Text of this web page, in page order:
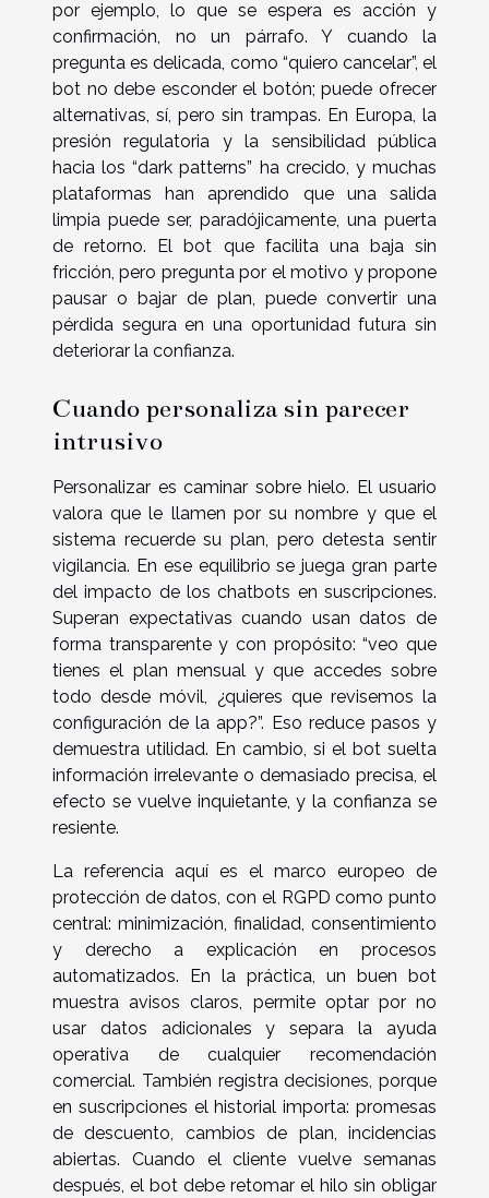
por ejemplo, lo que se espera es acción y
confirmación, no un párrafo. Y cuando la
pregunta es delicada, como “quiero cancelar”, el
bot no debe esconder el botón; puede ofrecer
alternativas, sí, pero sin trampas. En Europa, la
presión regulatoria y la sensibilidad pública
hacia los “dark patterns” ha crecido, y muchas
plataformas han aprendido que una salida
limpia puede ser, paradójicamente, una puerta
de retorno. El bot que facilita una baja sin
fricción, pero pregunta por el motivo y propone
pausar o bajar de plan, puede convertir una
pérdida segura en una oportunidad futura sin
deteriorar la confianza.
Cuando personaliza sin parecer
intrusivo
Personalizar es caminar sobre hielo. El usuario
valora que le llamen por su nombre y que el
sistema recuerde su plan, pero detesta sentir
vigilancia. En ese equilibrio se juega gran parte
del impacto de los chatbots en suscripciones.
Superan expectativas cuando usan datos de
forma transparente y con propósito: “veo que
tienes el plan mensual y que accedes sobre
todo desde móvil, ¿quieres que revisemos la
configuración de la app?”. Eso reduce pasos y
demuestra utilidad. En cambio, si el bot suelta
información irrelevante o demasiado precisa, el
efecto se vuelve inquietante, y la confianza se
resiente.
La referencia aquí es el marco europeo de
protección de datos, con el RGPD como punto
central: minimización, finalidad, consentimiento
y derecho a explicación en procesos
automatizados. En la práctica, un buen bot
muestra avisos claros, permite optar por no
usar datos adicionales y separa la ayuda
operativa de cualquier recomendación
comercial. También registra decisiones, porque
en suscripciones el historial importa: promesas
de descuento, cambios de plan, incidencias
abiertas. Cuando el cliente vuelve semanas
después, el bot debe retomar el hilo sin obligar